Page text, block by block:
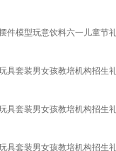
件模型玩意饮料六一儿童节
具套装男女孩教培机构招生
具套装男女孩教培机构招生
具套装男女孩教培机构招生